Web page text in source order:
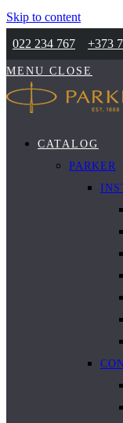
Skip to content
022 234 767
+373
MENU CLOSE
CATALOG
PARKER